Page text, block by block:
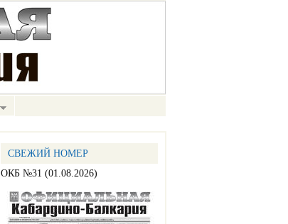
СВЕЖИЙ НОМЕР
ОКБ №31 (01.08.2026)